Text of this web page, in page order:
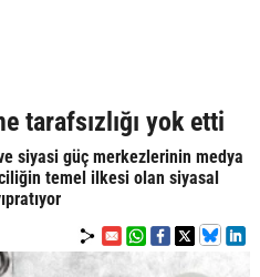
tarafsızlığı yok etti
siyasi güç merkezlerinin medya
temel ilkesi olan siyasal